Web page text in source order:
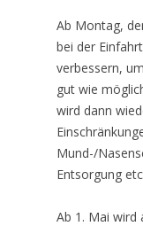
Ab Montag,
bei der
verbessern,
gut wie
wird dann
Mund-/
Entsorgung
Ab 1. Mai wird